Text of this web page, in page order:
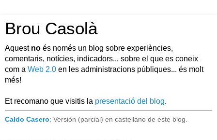
Brou Casolà
Aquest no és només un blog sobre experiències,
comentaris, notícies, indicadors... sobre el que es coneix
com a Web 2.0 en les administracions públiques... és molt
més!
Et recomano que visitis la presentació del blog.
Caldo Casero: Versión (parcial) en castellano de este blog.